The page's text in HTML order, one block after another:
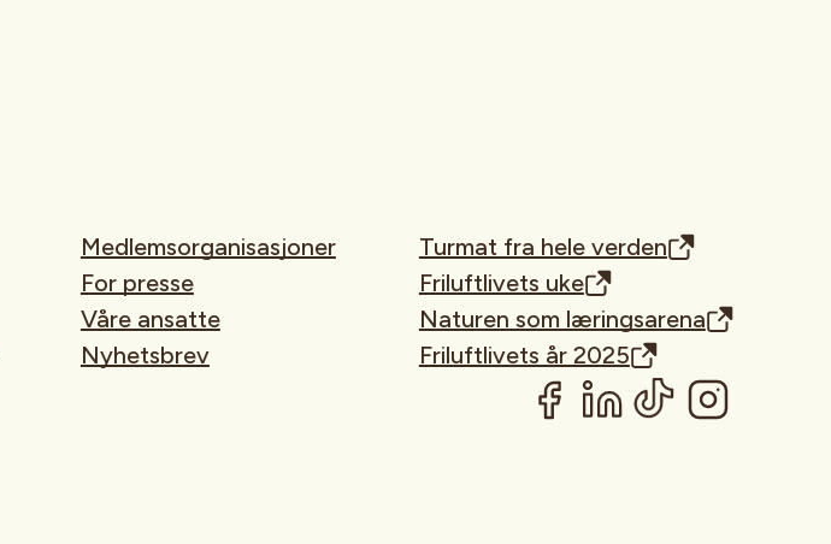
Medlemsorganisasjoner
For presse
Våre ansatte
Nyhetsbrev
Turmat fra hele verden
Friluftlivets uke
Naturen som læringsarena
Friluftlivets år 2025